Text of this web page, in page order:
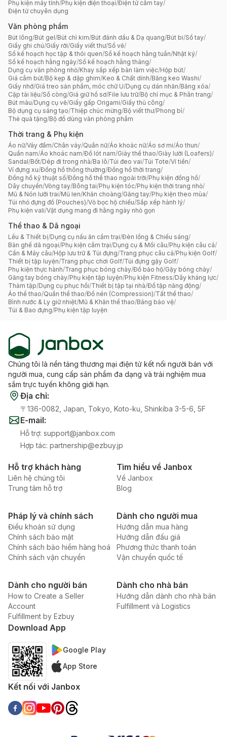
Phụ kiện máy tính/Phụ kiện điện thoại/Điện tử cầm tay/
Điện tử chuyên dụng
Văn phòng phẩm
Bút lông/Bút gel/Bút chì kim/Bút đánh dấu & Dạ quang/Bút bi/Sổ tay/
Giấy ghi chú/Giấy rời/Giấy viết thư/Sổ vẽ/
Sổ kế hoạch học tập & thói quen/Sổ kế hoạch hằng tuần/Nhật ký/
Sổ kế hoạch hằng ngày/Sổ kế hoạch hằng tháng/
Dụng cụ văn phòng nhỏ/Khay sắp xếp bàn làm việc/Hộp bút/
Giá cắm bút/Bộ kẹp & dập ghim/Keo & Chất dính/Băng keo Washi/
Giấy nhớ/Giá treo sản phẩm, móc chữ U/Dụng cụ dán nhãn/Băng xóa/
Cặp tài liệu/Sổ còng/Giá giữ hồ sơ/File lưu trữ/Bộ chỉ mục & Phân trang/
Bút màu/Dụng cụ vẽ/Giấy gấp Origami/Giấy thủ công/
Bộ dụng cụ sáng tạo/Thiệp chúc mừng/Bộ viết thư/Phong bì/
Thẻ quà tặng/Bộ đồ dùng văn phòng phẩm
Thời trang & Phụ kiện
Áo nữ/Váy đầm/Chân váy/Quần nữ/Áo khoác nữ/Áo sơ mi/Áo thun/
Quần nam/Áo khoác nam/Đồ lót nam/Giày thể thao/Giày lười (Loafers)/
Sandal/Bốt/Dép đi trong nhà/Ba lô/Túi đeo vai/Túi Tote/Ví tiền/
Ví đựng xu/Đồng hồ thông thường/Đồng hồ thời trang/
Đồng hồ kỹ thuật số/Đồng hồ thể thao ngoài trời/Phụ kiện đồng hồ/
Dây chuyền/Vòng tay/Bông tai/Phụ kiện tóc/Phụ kiện thời trang nhỏ/
Mũ & Nón lưỡi trai/Mũ len/Khăn choàng/Găng tay/Phụ kiện theo mùa/
Túi nhỏ đựng đồ (Pouches)/Vỏ bọc hộ chiếu/Sắp xếp hành lý/
Phụ kiện vali/Vật dụng mang đi hằng ngày nhỏ gọn
Thể thao & Dã ngoại
Lều & Thiết bị/Dụng cụ nấu ăn cắm trại/Đèn lồng & Chiếu sáng/
Bàn ghế dã ngoại/Phụ kiện cắm trại/Dụng cụ & Mồi câu/Phụ kiện câu cá/
Cần & Máy câu/Hộp lưu trữ & Túi đựng/Trang phục câu cá/Phụ kiện Golf/
Thiết bị tập luyện/Trang phục chơi Golf/Túi đựng gậy Golf/
Phụ kiện thực hành/Trang phục bóng chày/Đồ bảo hộ/Gậy bóng chày/
Găng tay bóng chày/Phụ kiện tập luyện/Phụ kiện Fitness/Dây kháng lực/
Thảm tập/Dụng cụ phục hồi/Thiết bị tập tại nhà/Đồ tập năng động/
Áo thể thao/Quần thể thao/Đồ nén (Compression)/Tất thể thao/
Bình nước & Ly giữ nhiệt/Mũ & Khăn thể thao/Băng bảo vệ/
Túi & Bao đựng/Phụ kiện tập luyện
Chúng tôi là nền tảng thương mại điện tử kết nối người bán với
người mua, cung cấp sản phẩm đa dạng và trải nghiệm mua
sắm trực tuyến không giới hạn.
Địa chỉ:
〒136-0082, Japan, Tokyo, Koto-ku, Shinkiba 3-5-6, 5F
E-mail:
Hỗ trợ: support@janbox.com
Hợp tác: partnership@ezbuy.jp
Hỗ trợ khách hàng
Liên hệ chúng tôi
Trung tâm hỗ trợ
Tìm hiểu về Janbox
Về Janbox
Blog
Pháp lý và chính sách
Điều khoản sử dụng
Chính sách bảo mật
Chính sách bảo hiểm hàng hoá
Chính sách vận chuyển
Dành cho người mua
Hướng dẫn mua hàng
Hướng dẫn đấu giá
Phương thức thanh toán
Vận chuyển quốc tế
Dành cho người bán
How to Create a Seller
Account
Fulfillment by Ezbuy
Dành cho nhà bán
Hướng dẫn dành cho nhà bán
Fulfillment và Logistics
Download App
Google Play
App Store
Kết nối với Janbox